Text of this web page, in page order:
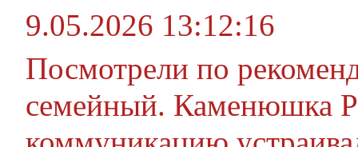
9.05.2026 13:12:16
Посмотрели по
семейный. Каменюшка